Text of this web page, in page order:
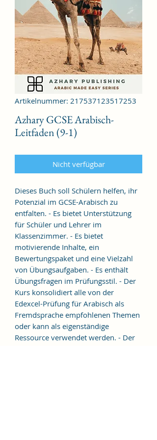
Artikelnummer: 217537123517253
Azhary GCSE Arabisch-
Leitfaden (9-1)
Nicht verfügbar
Dieses Buch soll Schülern helfen, ihr
Potenzial im GCSE-Arabisch zu
entfalten. - Es bietet Unterstützung
für Schüler und Lehrer im
Klassenzimmer. - Es bietet
motivierende Inhalte, ein
Bewertungspaket und eine Vielzahl
von Übungsaufgaben. - Es enthält
Übungsfragen im Prüfungsstil. - Der
Kurs konsolidiert alle von der
Edexcel-Prüfung für Arabisch als
Fremdsprache empfohlenen Themen
oder kann als eigenständige
Ressource verwendet werden. - Der